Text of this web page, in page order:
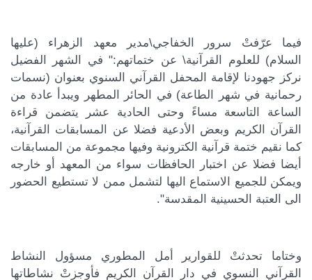
فيما عرّفتْ سرور الخفاجي\مدير معهد الزهراء (عليها
السلام) للعلوم القرآنية\ عن ختماتهم:" في الشهر الفضيل
نركز جهودنا لإقامة المحفل القرآني السنوي بعنوان (نسمات
رحمانية في شهر الطاعة) في الحائر المطهر ويبدأ عادة من
الساعة التاسعة مساءً وحتى الحادية عشر يتضمن قراءة
القرآن الكريم وبعض الأدعية فضلا عن المسابقات القرآنية،
كما نقيم ختمة قرآنية الكترونية وفيها مجموعة من المسابقات
أيضا فضلا عن اختبار الحافظات سواء من المعهد أو خارجه
ويمكن للجميع الاستماع اليها لتشمل ممن لا تستطيع الحضور
الى العتبة الحسينية المقدسة".
وختاما تحدثتْ للقوارير أمل المطوري مسؤول النشاط
القرآني النسوي في دار القرآن الكريم فأوجزتْ نشاطاتها